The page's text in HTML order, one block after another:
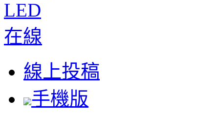
線上投稿
手機版